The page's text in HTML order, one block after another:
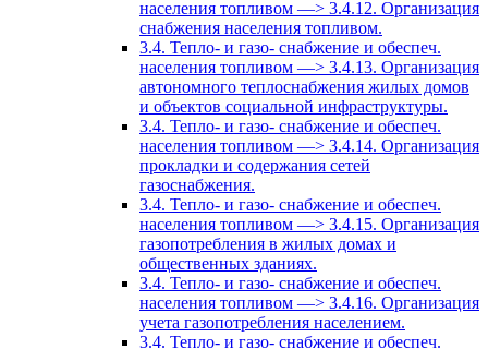
населения топливом —> 3.4.12. Организация
снабжения населения топливом.
3.4. Тепло- и газо- снабжение и обеспеч.
населения топливом —> 3.4.13. Организация
автономного теплоснабжения жилых домов
и объектов социальной инфраструктуры.
3.4. Тепло- и газо- снабжение и обеспеч.
населения топливом —> 3.4.14. Организация
прокладки и содержания сетей
газоснабжения.
3.4. Тепло- и газо- снабжение и обеспеч.
населения топливом —> 3.4.15. Организация
газопотребления в жилых домах и
общественных зданиях.
3.4. Тепло- и газо- снабжение и обеспеч.
населения топливом —> 3.4.16. Организация
учета газопотребления населением.
3.4. Тепло- и газо- снабжение и обеспеч.